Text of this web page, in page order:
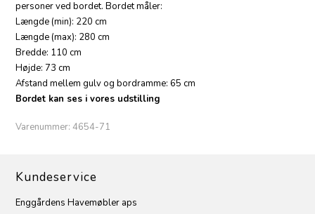
personer ved bordet. Bordet måler:
Længde (min): 220 cm
Længde (max): 280 cm
Bredde: 110 cm
Højde: 73 cm
Afstand mellem gulv og bordramme: 65 cm
Bordet kan ses i vores udstilling
Varenummer:4654-71
Kundeservice
Enggårdens Havemøbler aps